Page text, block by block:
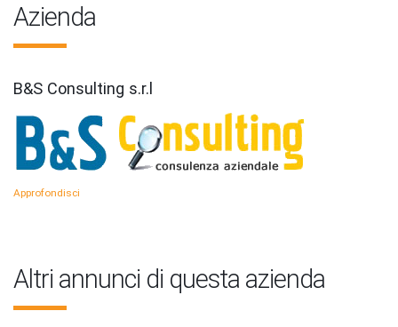
Azienda
B&S Consulting s.r.l
Approfondisci
Altri annunci di questa azienda